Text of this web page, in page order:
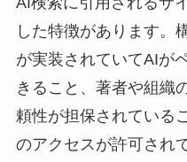
した特徴があります。
が実装されていてAIが
きること、著者や組織
頼性が担保されている
のアクセスが許可され